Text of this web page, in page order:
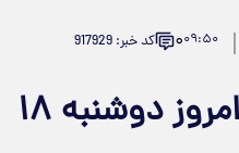
۰۹:۵۰۰ کد خبر: 917929
قیمت سکه و طلا امروز دوشنبه ۱۸